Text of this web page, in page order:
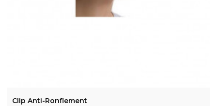
Clip Anti-Ronflement